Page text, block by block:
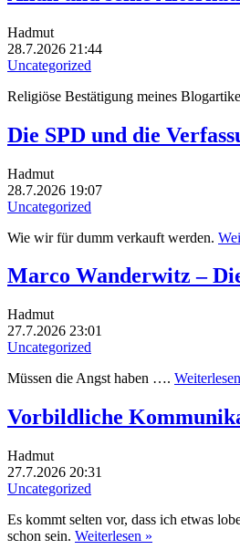
Hadmut
28.7.2026 21:44
Uncategorized
Religiöse Bestätigung meines
Die SPD und die
Hadmut
28.7.2026 19:07
Uncategorized
Wie wir für dumm verkauft werden.
Marco Wanderwitz –
Hadmut
27.7.2026 23:01
Uncategorized
Müssen die Angst haben ….
Vorbildliche
Hadmut
27.7.2026 20:31
Uncategorized
Es kommt selten vor, dass ich etwas
schon sein. Weiterlesen »